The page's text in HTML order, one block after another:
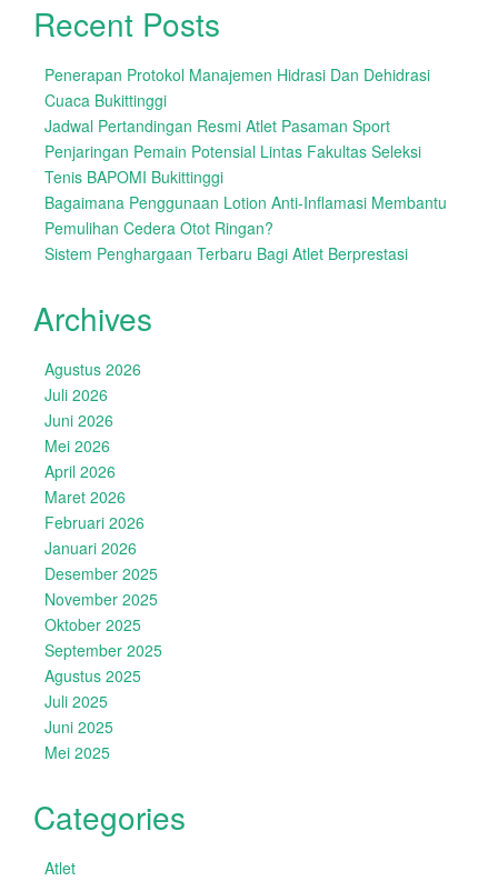
Recent Posts
Penerapan Protokol Manajemen Hidrasi Dan Dehidrasi
Cuaca Bukittinggi
Jadwal Pertandingan Resmi Atlet Pasaman Sport
Penjaringan Pemain Potensial Lintas Fakultas Seleksi
Tenis BAPOMI Bukittinggi
Bagaimana Penggunaan Lotion Anti-Inflamasi Membantu
Pemulihan Cedera Otot Ringan?
Sistem Penghargaan Terbaru Bagi Atlet Berprestasi
Archives
Agustus 2026
Juli 2026
Juni 2026
Mei 2026
April 2026
Maret 2026
Februari 2026
Januari 2026
Desember 2025
November 2025
Oktober 2025
September 2025
Agustus 2025
Juli 2025
Juni 2025
Mei 2025
Categories
Atlet